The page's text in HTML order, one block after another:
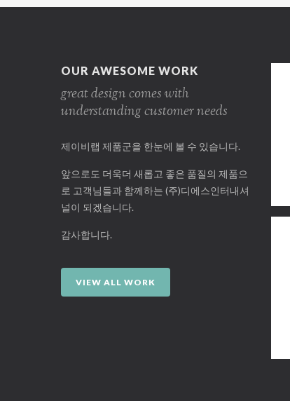
OUR AWESOME WORK
great design comes with
understanding customer needs
제이비랩 제품군을 한눈에 볼 수 있습니다.
앞으로도 더욱더 새롭고 좋은 품질의 제품으
로 고객님들과 함께하는 (주)디에스인터내셔
널이 되겠습니다.
감사합니다.
VIEW ALL WORK